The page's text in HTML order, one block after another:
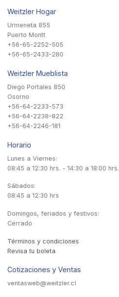
Weitzler Hogar
Urmeneta 855
Puerto Montt
+56-65-2252-505
+56-65-2433-280
Weitzler Mueblista
Diego Portales 850
Osorno
+56-64-2233-573
+56-64-2238-822
+56-64-2246-181
Horario
Lunes a Viernes:
08:45 a 12:30 hrs. - 14:30 a 18:00 hrs.
Sábados:
08:45 a 12:30 hrs
Domingos, feriados y festivos:
Cerrado
Términos y condiciones
Revisa tu boleta
Cotizaciones y Ventas
ventasweb@weitzler.cl